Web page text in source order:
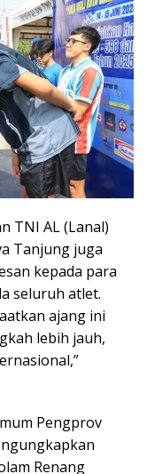
TNI AL (Lanal)
Tanjung juga
kepada para
seluruh atlet.
ajang ini
lebih jauh,
Pengprov
Renang